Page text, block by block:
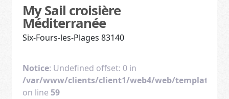
My Sail croisière
Méditerranée
Six-Fours-les-Plages 83140
Notice: Undefined offset: 0 in
/var/www/clients/client1/web4/web/templates/
on line 59